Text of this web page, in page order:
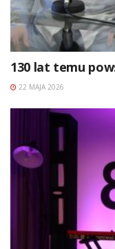
130 lat temu
22 MAJA 2026